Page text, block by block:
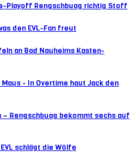
Playoff Rengschbuag richtig Stoff
den EVL-Fan freut
an Bad Nauheims Kasten-
- In Overtime haut Jack den
– Rengschbuag bekommt sechs auf
schlägt die Wölfe